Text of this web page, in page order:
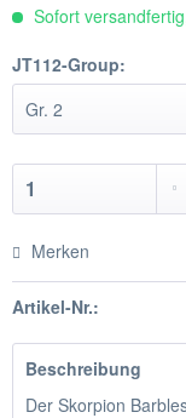
Sofort
JT112-Group:
Merken
Artikel-Nr.:
Beschreibung
Der Skorpion